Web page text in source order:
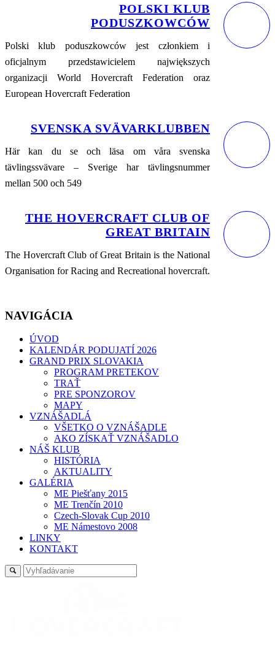
POLSKI KLUB
PODUSZKOWCÓW
Polski klub poduszkowców jest członkiem i
oficjalnym przedstawicielem największych
organizacji World Hovercraft Federation oraz
European Hovercraft Federation
SVENSKA SVÄVARKLUBBEN
Här kan du se och läsa om våra svenska
tävlingssvävare – Sverige har tävlingsnummer
mellan 500 och 549
THE HOVERCRAFT CLUB OF
GREAT BRITAIN
The Hovercraft Club of Great Britain is the National
Organisation for Racing and Recreational hovercraft.
NAVIGÁCIA
ÚVOD
KALENDÁR PODUJATÍ 2026
GRAND PRIX SLOVAKIA
PROGRAM PRETEKOV
TRAŤ
PRE SPONZOROV
MAPY
VZNÁŠADLÁ
VŠETKO O VZNÁŠADLE
AKO ZÍSKAŤ VZNÁŠADLO
NÁŠ KLUB
HISTÓRIA
AKTUALITY
GALÉRIA
ME Piešťany 2015
ME Trenčín 2010
Czech-Slovak Cup 2010
ME Námestovo 2008
LINKY
KONTAKT